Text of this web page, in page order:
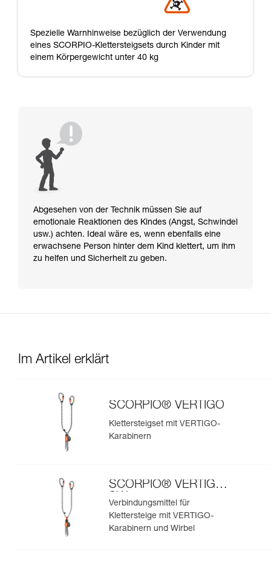
Spezielle Warnhinweise bezüglich der Verwendung
eines SCORPIO-Klettersteigsets durch Kinder mit
einem Körpergewicht unter 40 kg
Abgesehen von der Technik müssen Sie auf
emotionale Reaktionen des Kindes (Angst, Schwindel
usw.) achten. Ideal wäre es, wenn ebenfalls eine
erwachsene Person hinter dem Kind klettert, um ihm
zu helfen und Sicherheit zu geben.
Im Artikel erklärt
SCORPIO® VERTIGO
Klettersteigset mit VERTIGO-
Karabinern
SCORPIO® VERTIGO
SW
Verbindungsmittel für
Klettersteige mit VERTIGO-
Karabinern und Wirbel